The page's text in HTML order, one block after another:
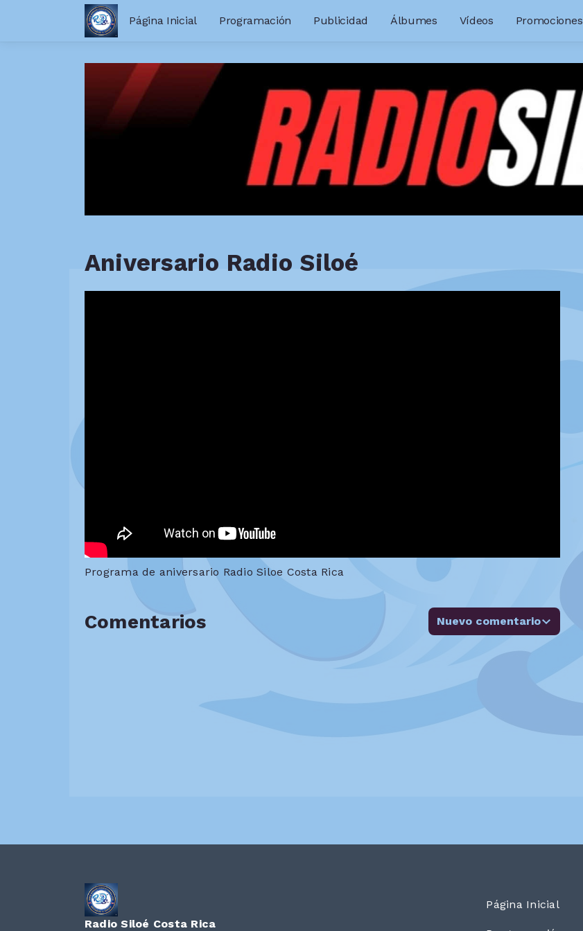
Página Inicial Programación Publicidad Álbumes Vídeos Promociones
Aniversario Radio Siloé
Programa de aniversario Radio Siloe Costa Rica
Comentarios Nuevo comentario
Radio Siloé Costa Rica
Página Inicial